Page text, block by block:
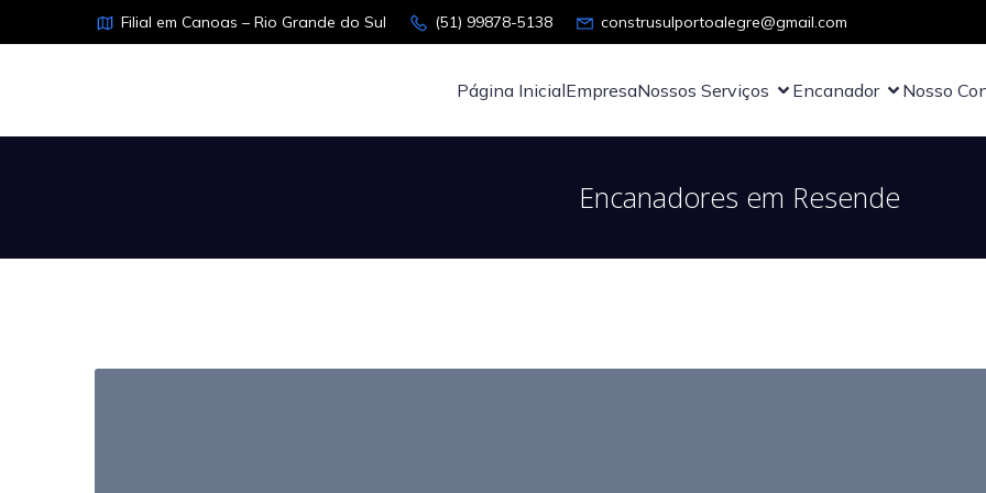
Filial em Canoas – Rio Grande do Sul (51) 99878-5138 construsulportoalegre@gmail.com
Página InicialEmpresaNossos Serviços Encanador Nosso
Encanadores em Resende